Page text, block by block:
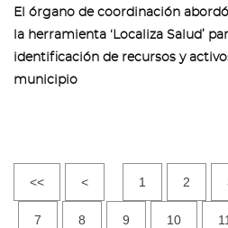
El órgano de coordinación
la herramienta ‘Localiza Salud’
identificación de recursos y
municipio
<< < 1 2
7 8 9 10 11